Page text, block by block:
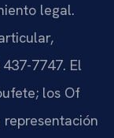
legal.
7747. El
los Of